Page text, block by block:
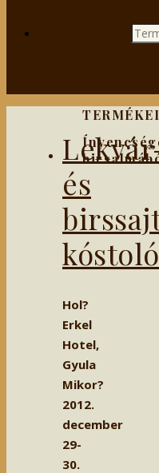
és
kóstoló
Hol?
Erkel
Hotel,
Gyula
Mikor?
2012.
december
29-
30.